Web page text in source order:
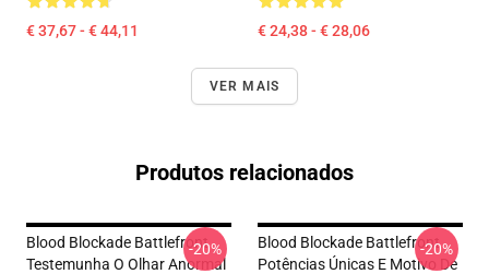
€ 37,67 - € 44,11 € 24,38 - € 28,06
VER MAIS
Produtos relacionados
Blood Blockade Battlefront
Testemunha O Olhar Anormal
-20%
Blood Blockade Battlefront
Potências Únicas E Motivo De
-20%